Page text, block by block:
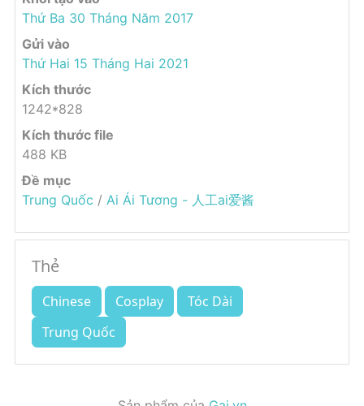
Thứ Ba 30 Tháng Năm 2017
Gửi vào
Thứ Hai 15 Tháng Hai 2021
Kích thước
1242*828
Kích thước file
488 KB
Đề mục
Trung Quốc / Ai Ái Tương - 人工ai爱酱
Thẻ
Chinese Cosplay
Tóc Dài
Trung Quốc